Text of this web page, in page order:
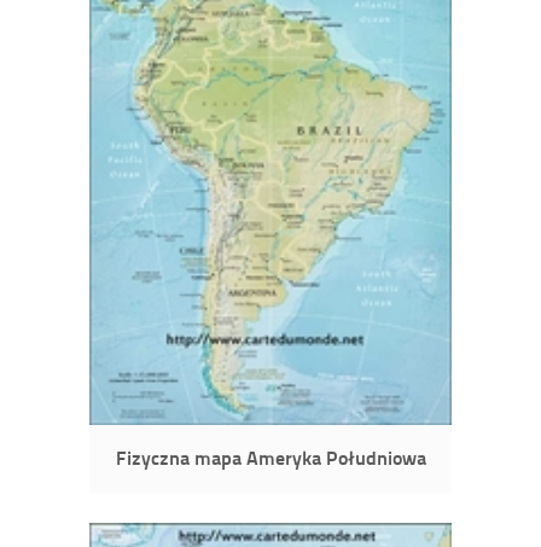
Fizyczna mapa Ameryka Południowa